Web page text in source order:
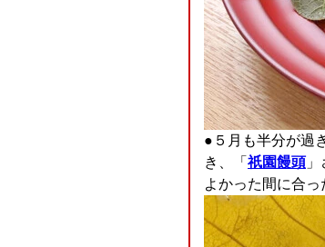
●５月も半分が過
き、「 祇園饅頭
よかった間に合